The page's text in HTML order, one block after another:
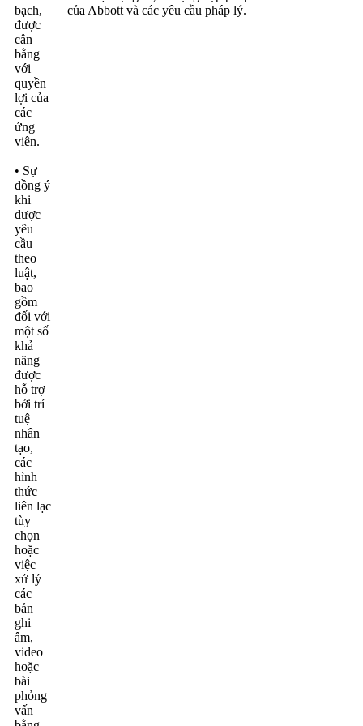
bạch,
được
cân
bằng
với
quyền
lợi của
các
ứng
viên.
• Sự
đồng ý
khi
được
yêu
cầu
theo
luật,
bao
gồm
đối với
một số
khả
năng
được
hỗ trợ
bởi trí
tuệ
nhân
tạo,
các
hình
thức
liên lạc
tùy
chọn
hoặc
việc
xử lý
các
bản
ghi
âm,
video
hoặc
bài
phỏng
vấn
của Abbott và các yêu cầu pháp lý.